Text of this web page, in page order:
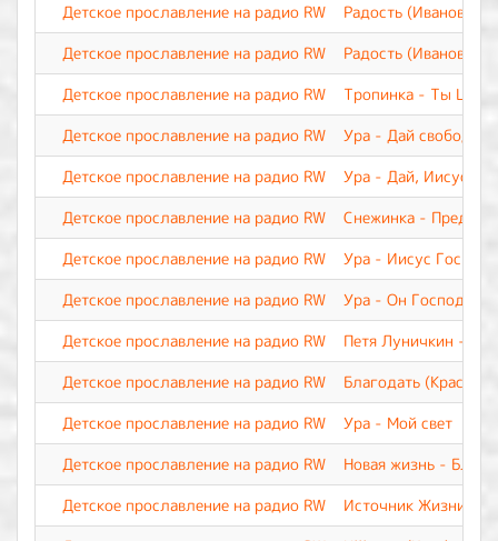
Детское прославление на радио RW
Радость (Иваново)
Детское прославление на радио RW
Радость (Иваново) -
Детское прославление на радио RW
Тропинка - Ты Царь
Детское прославление на радио RW
Ура - Дай свободу
Детское прославление на радио RW
Ура - Дай, Иисус,
Детское прославление на радио RW
Снежинка -
Детское прославление на радио RW
Ура - Иисус Господь
Детское прославление на радио RW
Ура - Он Господь.
Детское прославление на радио RW
Петя Луничкин -
Детское прославление на радио RW
Благодать
Детское прославление на радио RW
Ура - Мой свет
Детское прославление на радио RW
Новая жизнь -
Детское прославление на радио RW
Источник Жизни -